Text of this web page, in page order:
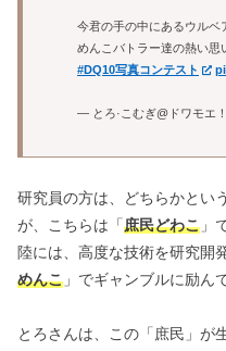
今君の手の中にあるウルベ
めんこバトラー達の熱い思
#DQ10写真コンテスト
— とろ·こむぎ@ドワモエ
研究員の方は、どちらかとい
が、こちらは「庶民どわこ 」
陸には、高度な技術を研究開
めんこ 」でギャンブルに励ん
とろさんは、この「庶民」が